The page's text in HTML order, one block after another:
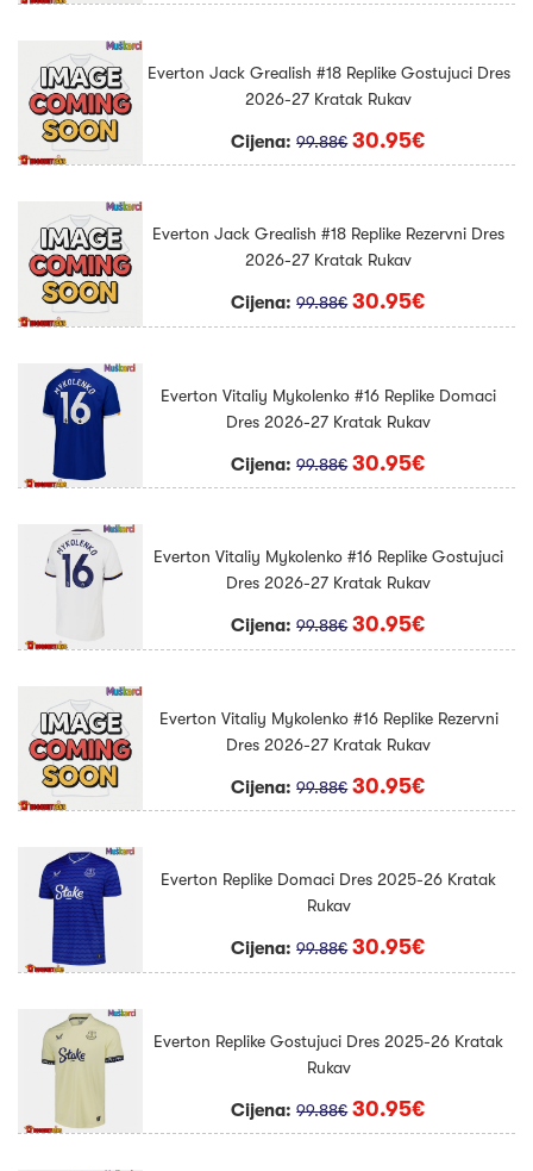
Everton Jack Grealish #18 Replike Gostujuci Dres
2026-27 Kratak Rukav
Cijena:99.88€ 30.95€
Everton Jack Grealish #18 Replike Rezervni Dres
2026-27 Kratak Rukav
Cijena:99.88€ 30.95€
Everton Vitaliy Mykolenko #16 Replike Domaci
Dres 2026-27 Kratak Rukav
Cijena:99.88€ 30.95€
Everton Vitaliy Mykolenko #16 Replike Gostujuci
Dres 2026-27 Kratak Rukav
Cijena:99.88€ 30.95€
Everton Vitaliy Mykolenko #16 Replike Rezervni
Dres 2026-27 Kratak Rukav
Cijena:99.88€ 30.95€
Everton Replike Domaci Dres 2025-26 Kratak
Rukav
Cijena:99.88€ 30.95€
Everton Replike Gostujuci Dres 2025-26 Kratak
Rukav
Cijena:99.88€ 30.95€